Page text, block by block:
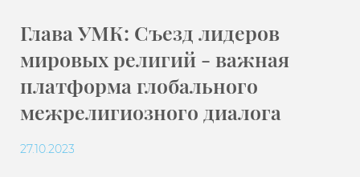
Глава УМК: Съезд лидеров
мировых религий - важная
платформа глобального
межрелигиозного диалога
27.10.2023